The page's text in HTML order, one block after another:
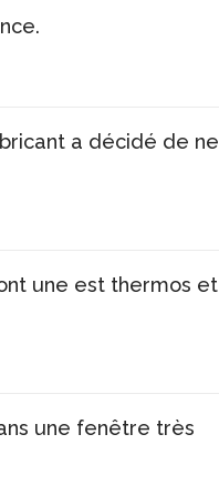
a décidé de ne
une est thermos et
une fenêtre très